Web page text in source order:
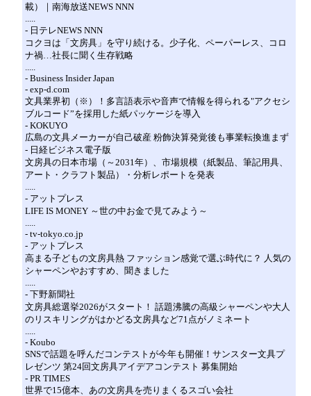
載）｜南海放送NEWS NNN
- 日テレNEWS NNN
コクヨは「文房具」を守り続ける。少子化、ペーパーレス、コロ
ナ禍…社長に聞く生存戦略
- Business Insider Japan
- exp-d.com
文具業界初（※）！多言語表示や音声で情報を得られる"アクセシ
ブルコード”を採用した紙パッケージを導入
- KOKUYO
広島の文具メーカーが自己破産 粉飾決算発覚後も事業転換進まず
- 日経ビジネス電子版
文房具の日本市場（～2031年）、市場規模（紙製品、筆記用具、
アート・クラフト製品）・分析レポートを発表
- アットプレス
LIFE IS MONEY ～世の中お金で見てみよう～
- tv-tokyo.co.jp
- アットプレス
高まる子どもの文房具熱 ファッション感覚で選ぶ時代に？ 人気の
シャーペンやおすすめ、聞きました
- 下野新聞社
文房具総選挙2026がスタート！ 話題沸騰の高級シャーペンや大人
のリスキリングがはかどる文房具など71点がノミネート
- Koubo
SNSで話題を呼んだコンテストが今年も開催！サンスター文具プ
レゼンツ 第24回文房具アイデアコンテスト 募集開始
- PR TIMES
世界で15億本、あの文房具を売りまくるスゴい会社